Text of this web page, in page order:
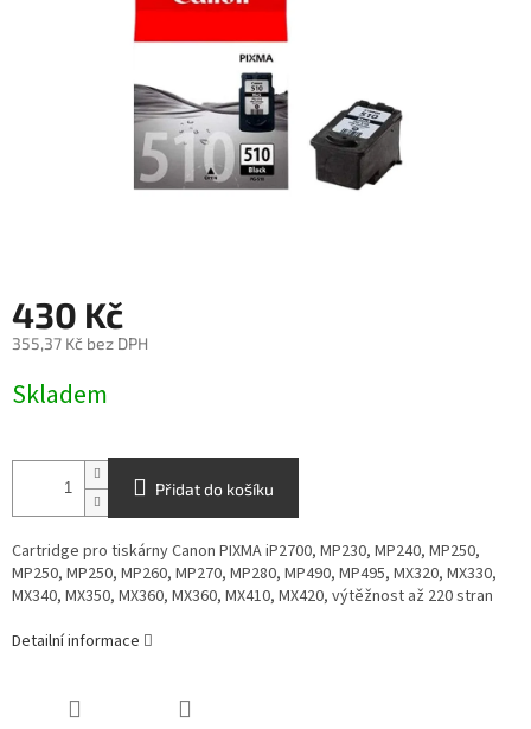
430 Kč
355,37 Kč bez DPH
cena:
Skladem
Přidat do košíku
Cartridge pro tiskárny Canon PIXMA iP2700, MP230, MP240, MP250,
MP250, MP250, MP260, MP270, MP280, MP490, MP495, MX320, MX330,
MX340, MX350, MX360, MX360, MX410, MX420, výtěžnost až 220 stran
Detailní informace